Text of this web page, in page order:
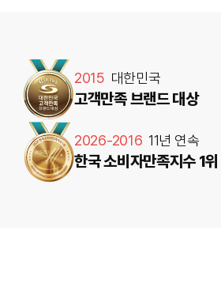
2015 대한민국
고객만족 브랜드 대상
2026-2016 11년 연속
한국 소비자만족지수 1위